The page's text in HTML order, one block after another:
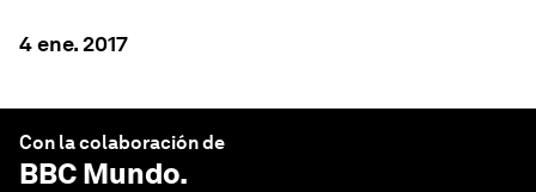
4 ene. 2017
Con la colaboración de
BBC Mundo.